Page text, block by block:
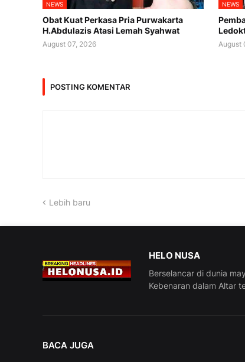
NEWS
Obat Kuat Perkasa Pria Purwakarta
H.Abdulazis Atasi Lemah Syahwat
August 07, 2026
NEWS
August
POSTING KOMENTAR
Lebih baru
HELO NUSA
Berselancar di dunia
Kebenaran dalam Altar
BACA JUGA